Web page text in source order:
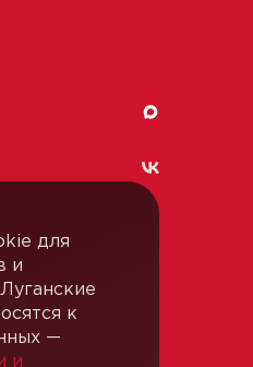
для
и
к
—
и